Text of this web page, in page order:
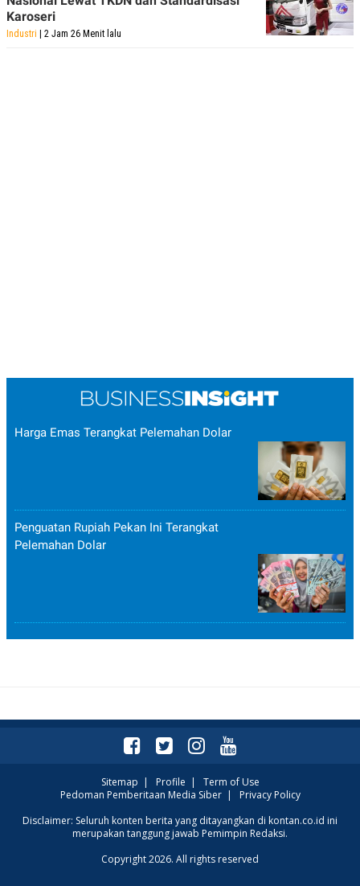
Karoseri
Industri | 2 Jam 26 Menit lalu
Harga Emas Terangkat Pelemahan Dolar
Penguatan Rupiah Pekan Ini Terangkat
Pelemahan Dolar
Sitemap | Profile | Term of Use
Pedoman Pemberitaan Media Siber| Privacy Policy
Disclaimer: Seluruh konten berita yang ditayangkan di kontan.co.id ini
merupakan tanggung jawab Pemimpin Redaksi.
Copyright 2026. All rights reserved